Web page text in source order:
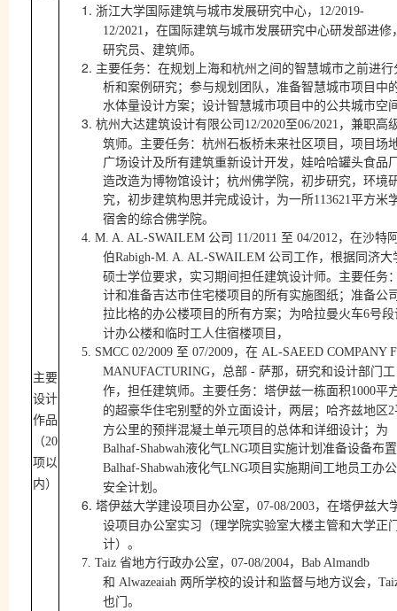
主要
设计
作品
（20
项以
内）
1. 浙江大学国际建筑与城市发展研究中心，
12/2019-
12/2021 ，在国际建筑与城市发展研究中心研发部进修
研究员、建筑师。
2. 主要任务：在规划上海和杭州之间的智慧城市之前进行
析和案例研究；参与规划团队，准备智慧城市项目中
水体量设计方案；设计智慧城市项目中的公共城市空
3. 杭州大达建筑设计有限公司12/2020至06/2021 ，兼职高
筑师。主要任务：杭州石板桥未来社区项目，项目场
广场设计及所有建筑重新设计开发，娃哈哈罐头食品
造改造为博物馆设计；杭州佛学院，初步研究，环境
究，初步建筑构思并完成设计，为一所113621平方米
宿舍的综合佛学院。
4. M. A. AL-SWAILEM 公司 11/2011 至 04/2012，在沙特
伯Rabigh-M. A. AL-SWAILEM 公司工作，根据同济大
硕士学位要求，实习期间担任建筑设计师。主要任务
计和准备吉达市住宅楼项目的所有实施图纸；准备公
拉比格的办公楼项目的所有方案；为哈拉曼火车6号
计办公楼和临时工人住宿楼项目，
5. SMCC 02/2009 至 07/2009，在 AL-SAEED COMPANY
MANUFACTURING，总部 - 萨那，研究和设计部门工
作，担任建筑师。主要任务：塔伊兹一栋面积1000平
的超豪华住宅别墅的外立面设计，两层；哈齐兹地区2
方公里的预拌混凝土单元项目的总体和详细设计；为
Balhaf-Shabwah液化气LNG项目实施计划准备设备布
Balhaf-Shabwah液化气LNG项目实施期间工地员工办
安全计划。
6. 塔伊兹大学建设项目办公室， 07-08/2003，在塔伊兹大
设项目办公室实习（理学院实验室大楼主管和大学正
计）。
7. Taiz 省地方行政办公室， 07-08/2004， Bab Almandb
和 Alwazeaiah 两所学校的设计和监督与地方议会，
也门。